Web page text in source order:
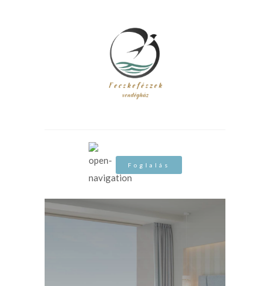
Foglalás